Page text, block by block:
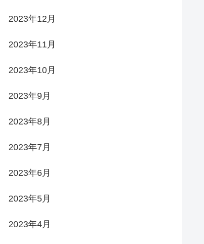
2023年12月
2023年11月
2023年10月
2023年9月
2023年8月
2023年7月
2023年6月
2023年5月
2023年4月